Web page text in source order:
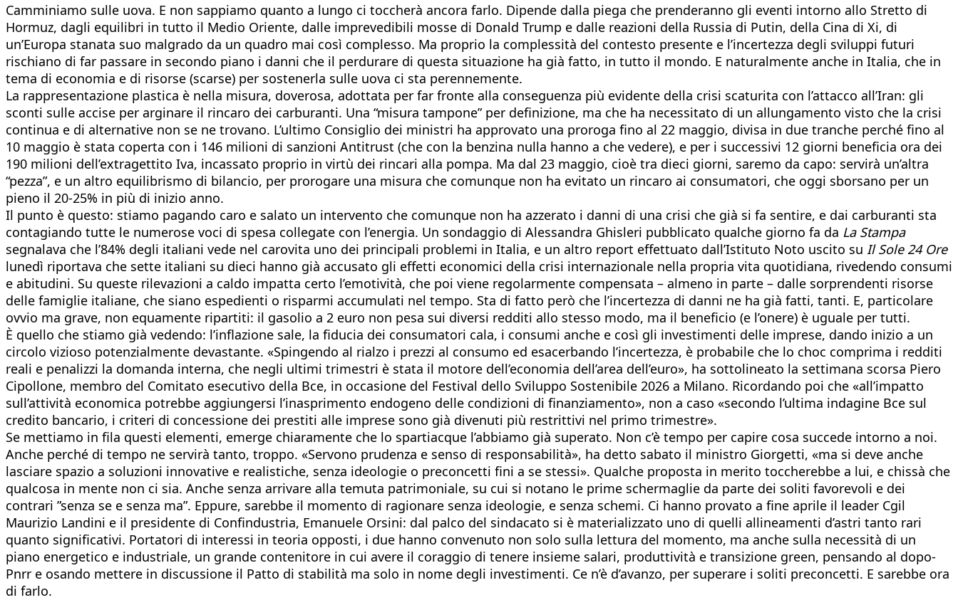
Camminiamo sulle uova. E non sappiamo quanto a lungo ci toccherà ancora farlo. Dipende dalla piega che prenderanno gli eventi intorno allo Stretto di
Hormuz, dagli equilibri in tutto il Medio Oriente, dalle imprevedibili mosse di Donald Trump e dalle reazioni della Russia di Putin, della Cina di Xi, di
un’Europa stanata suo malgrado da un quadro mai così complesso. Ma proprio la complessità del contesto presente e l’incertezza degli sviluppi futuri
rischiano di far passare in secondo piano i danni che il perdurare di questa situazione ha già fatto, in tutto il mondo. E naturalmente anche in Italia, che in
tema di economia e di risorse (scarse) per sostenerla sulle uova ci sta perennemente.
La rappresentazione plastica è nella misura, doverosa, adottata per far fronte alla conseguenza più evidente della crisi scaturita con l’attacco all’Iran: gli
sconti sulle accise per arginare il rincaro dei carburanti. Una “misura tampone” per definizione, ma che ha necessitato di un allungamento visto che la crisi
continua e di alternative non se ne trovano. L’ultimo Consiglio dei ministri ha approvato una proroga fino al 22 maggio, divisa in due tranche perché fino al
10 maggio è stata coperta con i 146 milioni di sanzioni Antitrust (che con la benzina nulla hanno a che vedere), e per i successivi 12 giorni beneficia ora dei
190 milioni dell’extragettito Iva, incassato proprio in virtù dei rincari alla pompa. Ma dal 23 maggio, cioè tra dieci giorni, saremo da capo: servirà un’altra
“pezza”, e un altro equilibrismo di bilancio, per prorogare una misura che comunque non ha evitato un rincaro ai consumatori, che oggi sborsano per un
pieno il 20-25% in più di inizio anno.
Il punto è questo: stiamo pagando caro e salato un intervento che comunque non ha azzerato i danni di una crisi che già si fa sentire, e dai carburanti sta
contagiando tutte le numerose voci di spesa collegate con l’energia. Un sondaggio di Alessandra Ghisleri pubblicato qualche giorno fa da La Stampa
segnalava che l’84% degli italiani vede nel carovita uno dei principali problemi in Italia, e un altro report effettuato dall’Istituto Noto uscito su Il Sole 24 Ore
lunedì riportava che sette italiani su dieci hanno già accusato gli effetti economici della crisi internazionale nella propria vita quotidiana, rivedendo consumi
e abitudini. Su queste rilevazioni a caldo impatta certo l’emotività, che poi viene regolarmente compensata – almeno in parte – dalle sorprendenti risorse
delle famiglie italiane, che siano espedienti o risparmi accumulati nel tempo. Sta di fatto però che l’incertezza di danni ne ha già fatti, tanti. E, particolare
ovvio ma grave, non equamente ripartiti: il gasolio a 2 euro non pesa sui diversi redditi allo stesso modo, ma il beneficio (e l’onere) è uguale per tutti.
È quello che stiamo già vedendo: l’inflazione sale, la fiducia dei consumatori cala, i consumi anche e così gli investimenti delle imprese, dando inizio a un
circolo vizioso potenzialmente devastante. «Spingendo al rialzo i prezzi al consumo ed esacerbando l’incertezza, è probabile che lo choc comprima i redditi
reali e penalizzi la domanda interna, che negli ultimi trimestri è stata il motore dell’economia dell’area dell’euro», ha sottolineato la settimana scorsa Piero
Cipollone, membro del Comitato esecutivo della Bce, in occasione del Festival dello Sviluppo Sostenibile 2026 a Milano. Ricordando poi che «all’impatto
sull’attività economica potrebbe aggiungersi l’inasprimento endogeno delle condizioni di finanziamento», non a caso «secondo l’ultima indagine Bce sul
credito bancario, i criteri di concessione dei prestiti alle imprese sono già divenuti più restrittivi nel primo trimestre».
Se mettiamo in fila questi elementi, emerge chiaramente che lo spartiacque l’abbiamo già superato. Non c’è tempo per capire cosa succede intorno a noi.
Anche perché di tempo ne servirà tanto, troppo. «Servono prudenza e senso di responsabilità», ha detto sabato il ministro Giorgetti, «ma si deve anche
lasciare spazio a soluzioni innovative e realistiche, senza ideologie o preconcetti fini a se stessi». Qualche proposta in merito toccherebbe a lui, e chissà che
qualcosa in mente non ci sia. Anche senza arrivare alla temuta patrimoniale, su cui si notano le prime schermaglie da parte dei soliti favorevoli e dei
contrari ”senza se e senza ma”. Eppure, sarebbe il momento di ragionare senza ideologie, e senza schemi. Ci hanno provato a fine aprile il leader Cgil
Maurizio Landini e il presidente di Confindustria, Emanuele Orsini: dal palco del sindacato si è materializzato uno di quelli allineamenti d’astri tanto rari
quanto significativi. Portatori di interessi in teoria opposti, i due hanno convenuto non solo sulla lettura del momento, ma anche sulla necessità di un
piano energetico e industriale, un grande contenitore in cui avere il coraggio di tenere insieme salari, produttività e transizione green, pensando al dopo-
Pnrr e osando mettere in discussione il Patto di stabilità ma solo in nome degli investimenti. Ce n’è d’avanzo, per superare i soliti preconcetti. E sarebbe ora
di farlo.